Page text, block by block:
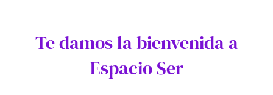
Te damos la bienvenida a
Espacio Ser